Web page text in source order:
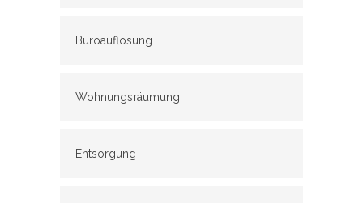
Büroauflösung
Wohnungsräumung
Entsorgung